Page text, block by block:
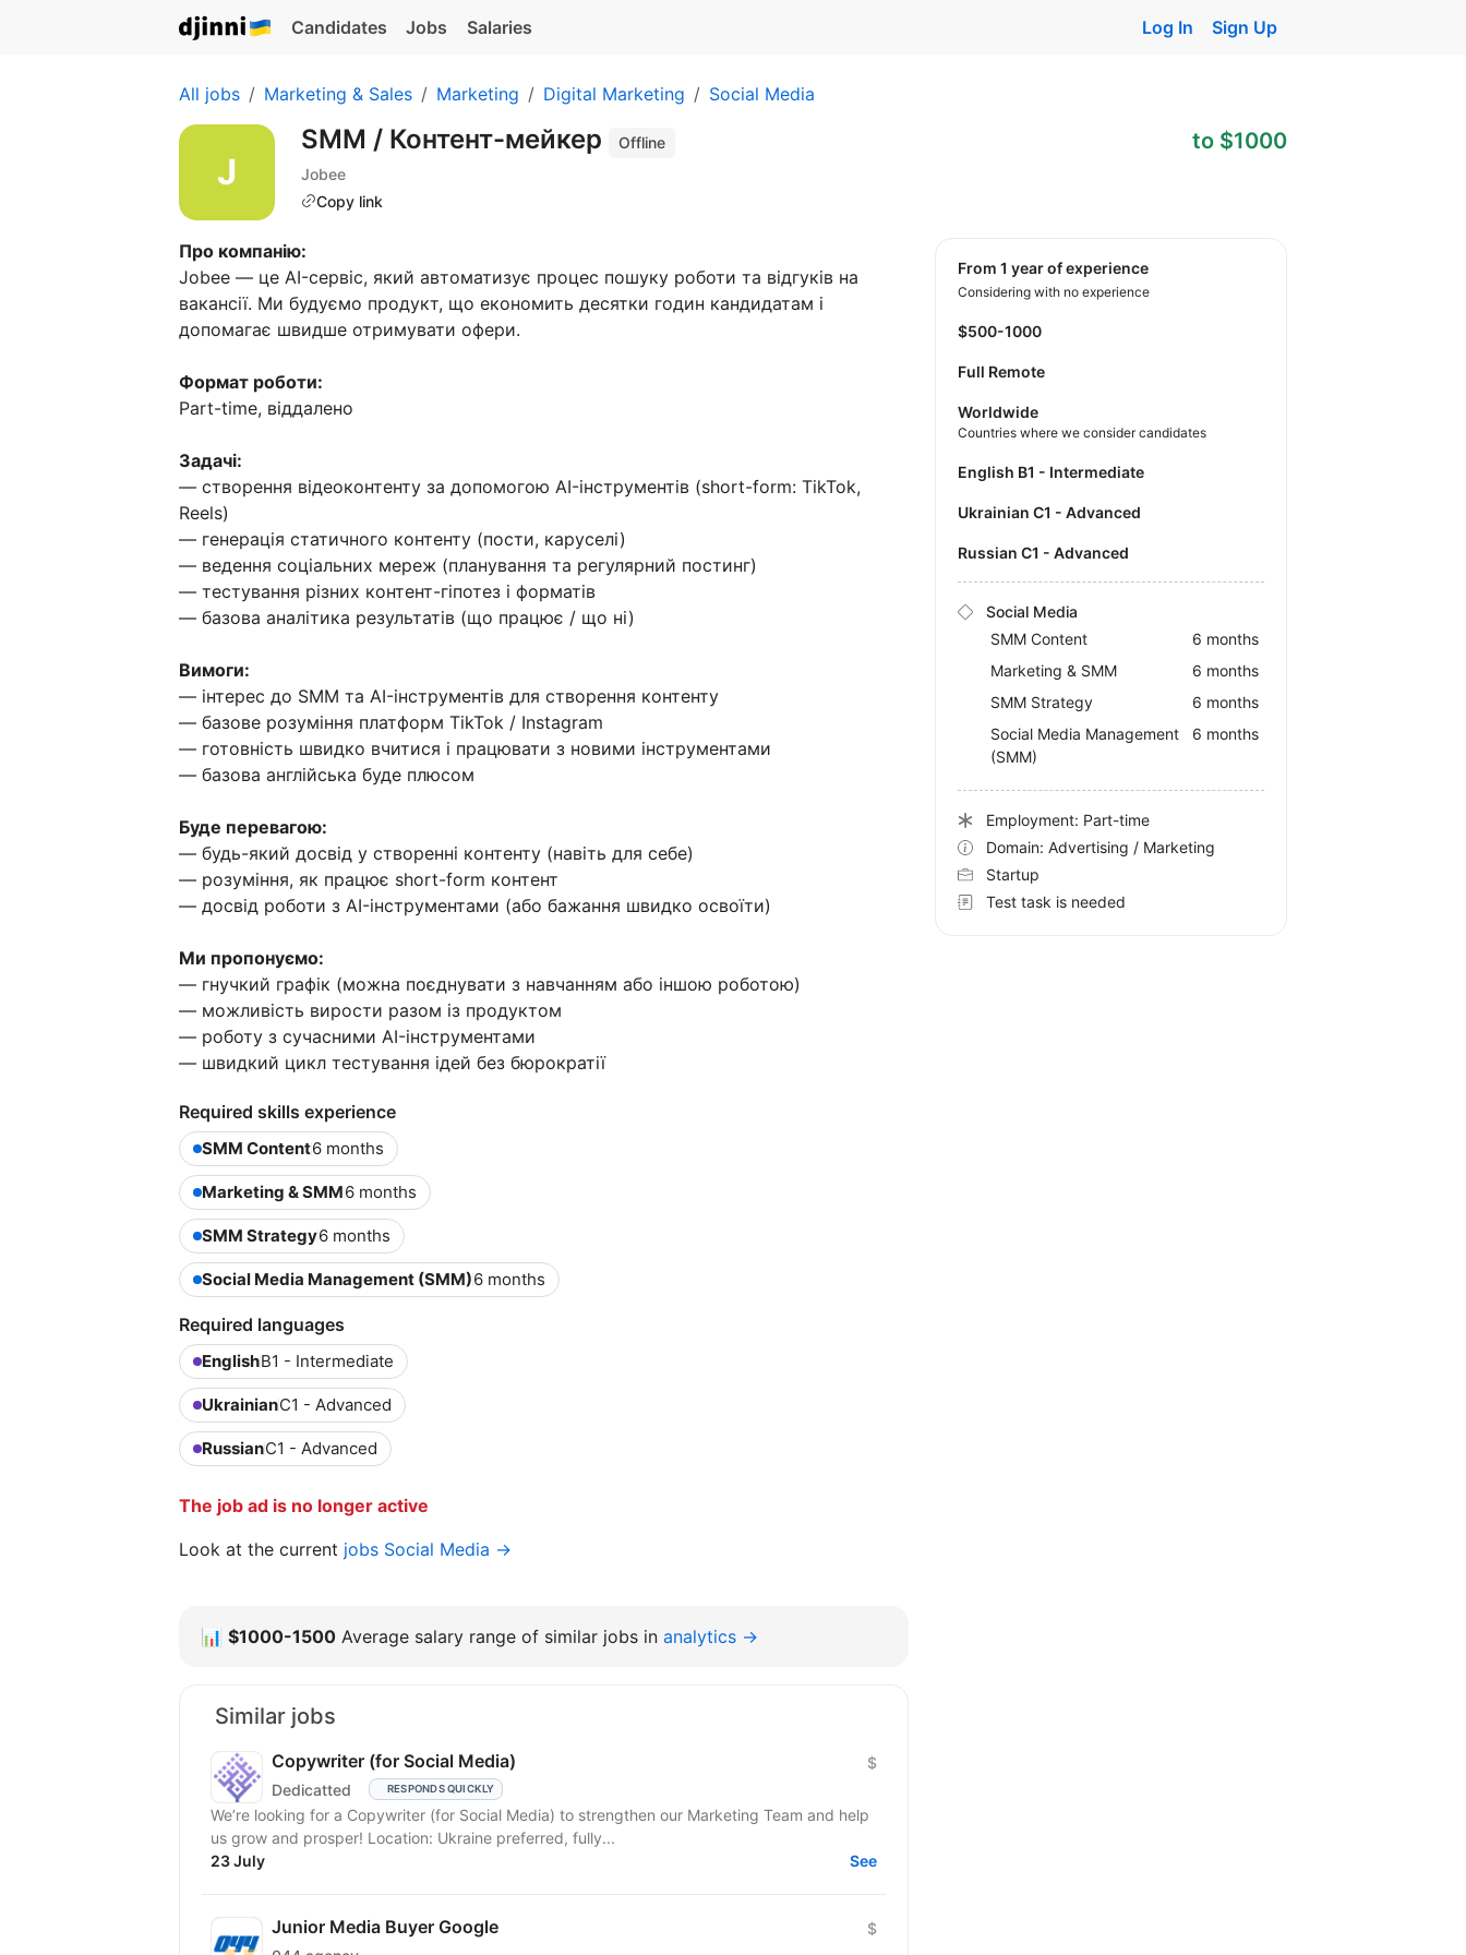
Candidates Jobs Salaries Log In Sign Up
All jobs Marketing & Sales Marketing Digital Marketing Social Media
SMM / Контент-мейкер
Offline
Jobee
Copy link
to $1000
Про компанію:
Jobee — це AI-сервіс, який автоматизує процес пошуку роботи та відгуків на
вакансії. Ми будуємо продукт, що економить десятки годин кандидатам і
допомагає швидше отримувати офери.
Формат роботи:
Part-time, віддалено
Задачі:
— створення відеоконтенту за допомогою AI-інструментів (short-form: TikTok,
Reels)
— генерація статичного контенту (пости, каруселі)
— ведення соціальних мереж (планування та регулярний постинг)
— тестування різних контент-гіпотез і форматів
— базова аналітика результатів (що працює / що ні)
Вимоги:
— інтерес до SMM та AI-інструментів для створення контенту
— базове розуміння платформ TikTok / Instagram
— готовність швидко вчитися і працювати з новими інструментами
— базова англійська буде плюсом
Буде перевагою:
— будь-який досвід у створенні контенту (навіть для себе)
— розуміння, як працює short-form контент
— досвід роботи з AI-інструментами (або бажання швидко освоїти)
Ми пропонуємо:
— гнучкий графік (можна поєднувати з навчанням або іншою роботою)
— можливість вирости разом із продуктом
— роботу з сучасними AI-інструментами
— швидкий цикл тестування ідей без бюрократії
Required skills experience
SMM Content6 months
Marketing & SMM6 months
SMM Strategy6 months
Social Media Management (SMM)6 months
Required languages
EnglishB1 - Intermediate
UkrainianC1 - Advanced
RussianC1 - Advanced
The job ad is no longer active
Look at the current jobs Social Media →
from 1 year of experience
Considering with no experience
$500-1000
Full Remote
Worldwide
Countries where we consider candidates
English B1 - Intermediate
Ukrainian C1 - Advanced
Russian C1 - Advanced
Social Media
SMM Content
6 months
Marketing & SMM
6 months
SMM Strategy
6 months
Social Media Management
(SMM)
6 months
Employment: Part-time
Domain: Advertising / Marketing
Startup
Test task is needed
📊 $1000-1500 Average salary range of similar jobs in analytics →
Similar jobs
Copywriter (for Social Media)
Dedicatted RESPONDS QUICKLY
$
We’re looking for a Copywriter (for Social Media) to strengthen our Marketing Team and help
us grow and prosper! Location: Ukraine preferred, fully...
23 July
See
Junior Media Buyer Google $